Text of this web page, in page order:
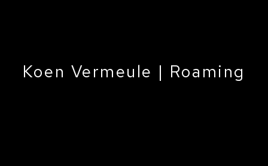
Koen Vermeule | Roaming